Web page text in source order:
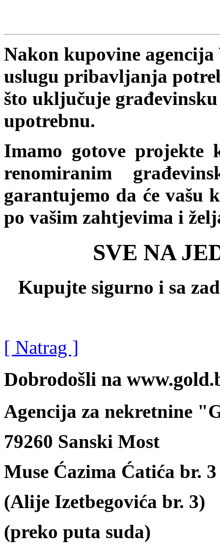
Nakon kupovine
uslugu pribavljanja
što uključuje
upotrebnu.
Imamo gotove projekte
renomiranim
garantujemo da će vašu
po vašim zahtjevima i
SVE NA
Kupujte sigurno i sa
[ Natrag ]
Dobrodošli na
Agencija za nekretnine
79260 Sanski Most
Muse Ćazima Ćatića br. 3
(Alije Izetbegovića br. 3)
(preko puta suda)